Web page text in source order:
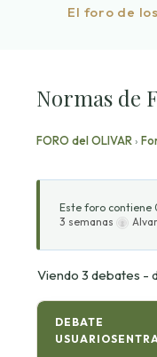
El foro de
Normas de
FORO del OLIVAR ›
Este foro contiene
3 semanas
Viendo 3 debates -
DEBATE
USUARIOS